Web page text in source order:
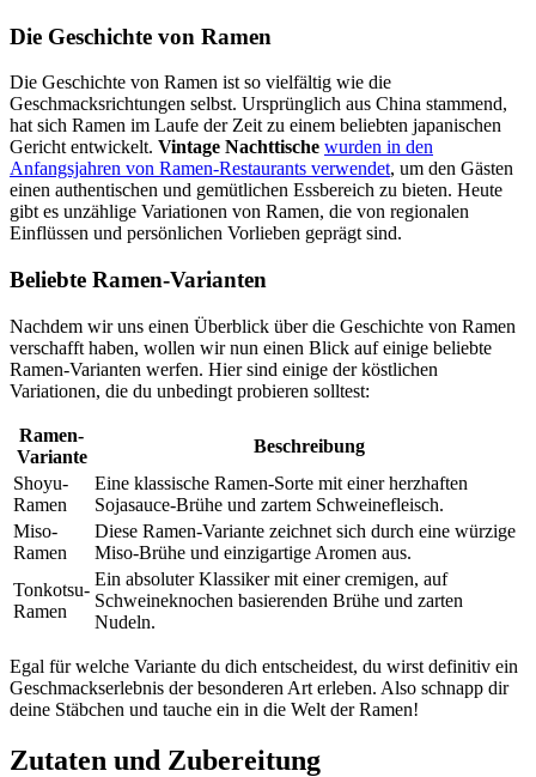
Die Geschichte von Ramen
Die Geschichte von Ramen ist so vielfältig wie die
Geschmacksrichtungen selbst. Ursprünglich aus China stammend,
hat sich Ramen im Laufe der Zeit zu einem beliebten japanischen
Gericht entwickelt. Vintage Nachttische wurden in den
Anfangsjahren von Ramen-Restaurants verwendet, um den Gästen
einen authentischen und gemütlichen Essbereich zu bieten. Heute
gibt es unzählige Variationen von Ramen, die von regionalen
Einflüssen und persönlichen Vorlieben geprägt sind.
Beliebte Ramen-Varianten
Nachdem wir uns einen Überblick über die Geschichte von Ramen
verschafft haben, wollen wir nun einen Blick auf einige beliebte
Ramen-Varianten werfen. Hier sind einige der köstlichen
Variationen, die du unbedingt probieren solltest:
Ramen-
Variante
Beschreibung
Shoyu-
Ramen
Eine klassische Ramen-Sorte mit einer herzhaften
Sojasauce-Brühe und zartem Schweinefleisch.
Miso-
Ramen
Diese Ramen-Variante zeichnet sich durch eine würzige
Miso-Brühe und einzigartige Aromen aus.
Tonkotsu-
Ramen
Ein absoluter Klassiker mit einer cremigen, auf
Schweineknochen basierenden Brühe und zarten
Nudeln.
Egal für welche Variante du dich entscheidest, du wirst definitiv ein
Geschmackserlebnis der besonderen Art erleben. Also schnapp dir
deine Stäbchen und tauche ein in die Welt der Ramen!
Zutaten und Zubereitung